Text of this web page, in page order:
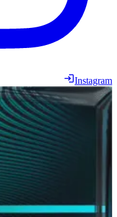
Instagram